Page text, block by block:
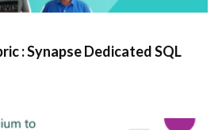
: Synapse Dedicated SQL